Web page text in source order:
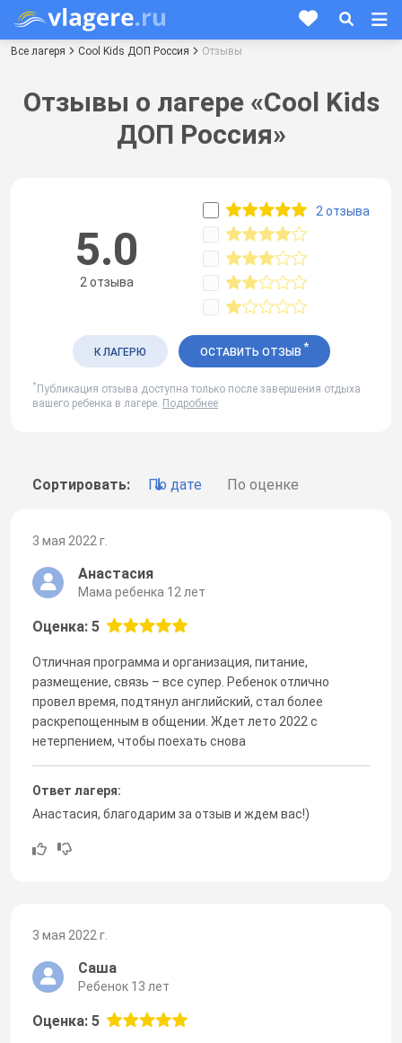
Все лагеря Cool Kids ДОП Россия Отзывы
Отзывы о лагере «Cool Kids
ДОП Россия»
Сортировать: По дате По оценке
3 мая 2022 г.
Анастасия
Мама ребенка 12 лет
Оценка: 5
Отличная программа и организация, питание,
размещение, связь – все супер. Ребенок отлично
провел время, подтянул английский, стал более
раскрепощенным в общении. Ждет лето 2022 с
нетерпением, чтобы поехать снова
Ответ лагеря:
Анастасия, благодарим за отзыв и ждем вас!)
3 мая 2022 г.
Саша
Ребенок 13 лет
Оценка: 5
5.0
2 отзыва
2 отзыва
К ЛАГЕРЮ ОСТАВИТЬ ОТЗЫВ *
* Публикация отзыва доступна только после завершения отдыха
вашего ребенка в лагере. Подробнее